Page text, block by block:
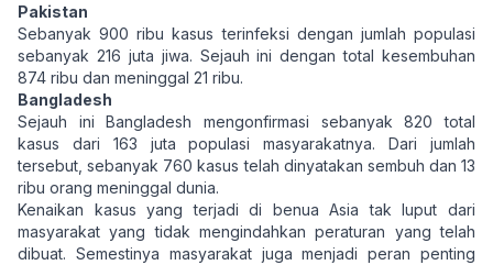
Pakistan
Sebanyak 900 ribu kasus terinfeksi dengan jumlah populasi
sebanyak 216 juta jiwa. Sejauh ini dengan total kesembuhan
874 ribu dan meninggal 21 ribu.
Bangladesh
Sejauh ini Bangladesh mengonfirmasi sebanyak 820 total
kasus dari 163 juta populasi masyarakatnya. Dari jumlah
tersebut, sebanyak 760 kasus telah dinyatakan sembuh dan 13
ribu orang meninggal dunia.
Kenaikan kasus yang terjadi di benua Asia tak luput dari
masyarakat yang tidak mengindahkan peraturan yang telah
dibuat. Semestinya masyarakat juga menjadi peran penting